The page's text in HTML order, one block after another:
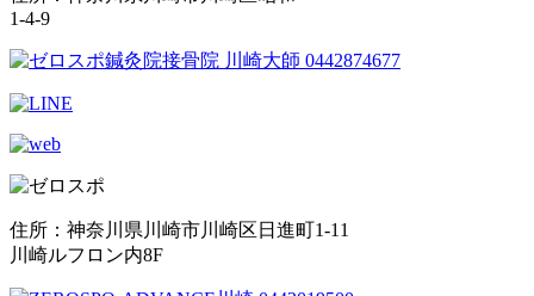
1-4-9
住所：神奈川県川崎市川崎区日進町1-11
川崎ルフロン内8F